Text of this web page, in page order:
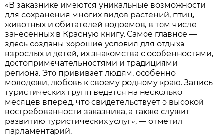
«В заказнике имеются уникальные возможности
для сохранения многих видов растений, птиц,
животных и обитателей водоемов, в том числе
занесенных в Красную книгу. Самое главное —
здесь созданы хорошие условия для отдыха
взрослых и детей, их знакомства с особенностями,
достопримечательностями и традициями
региона. Это прививает людям, особенно
молодежи, любовь к своему родному краю. Запись
туристических групп ведется на несколько
месяцев вперед, что свидетельствует о высокой
востребованности заказника, а также служит
развитию туристических услуг», — отметил
парламентарий.